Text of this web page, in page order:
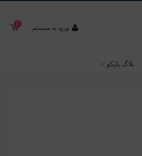
ورود به سیستم
0
بلاگ پاپکو